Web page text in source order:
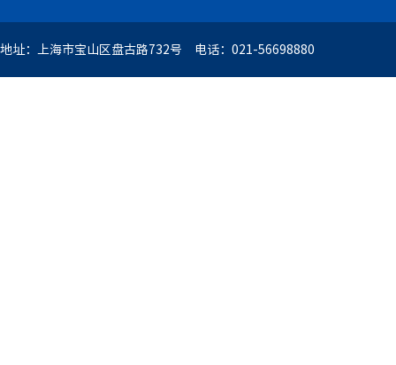
地址：上海市宝山区盘古路732号 电话：021-56698880